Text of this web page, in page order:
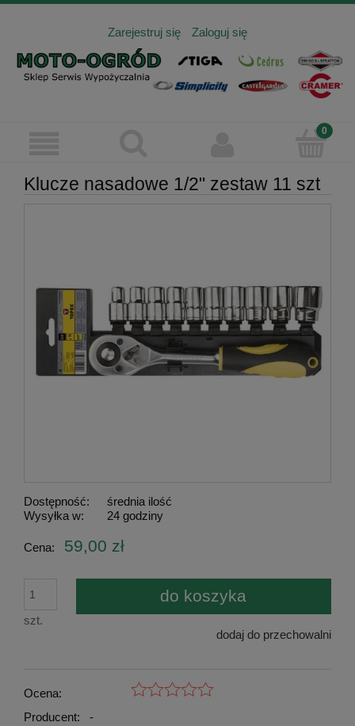
Zarejestruj się Zaloguj się
Klucze nasadowe 1/2" zestaw 11 szt
Dostępność:
średnia ilość
Wysyłka w:
24 godziny
Cena: 59,00 zł
szt.
do koszyka
dodaj do przechowalni
Ocena:
Producent:
-